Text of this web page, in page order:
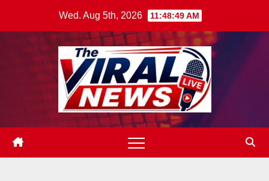
Wed. Aug 5th, 2026 11:48:51 AM